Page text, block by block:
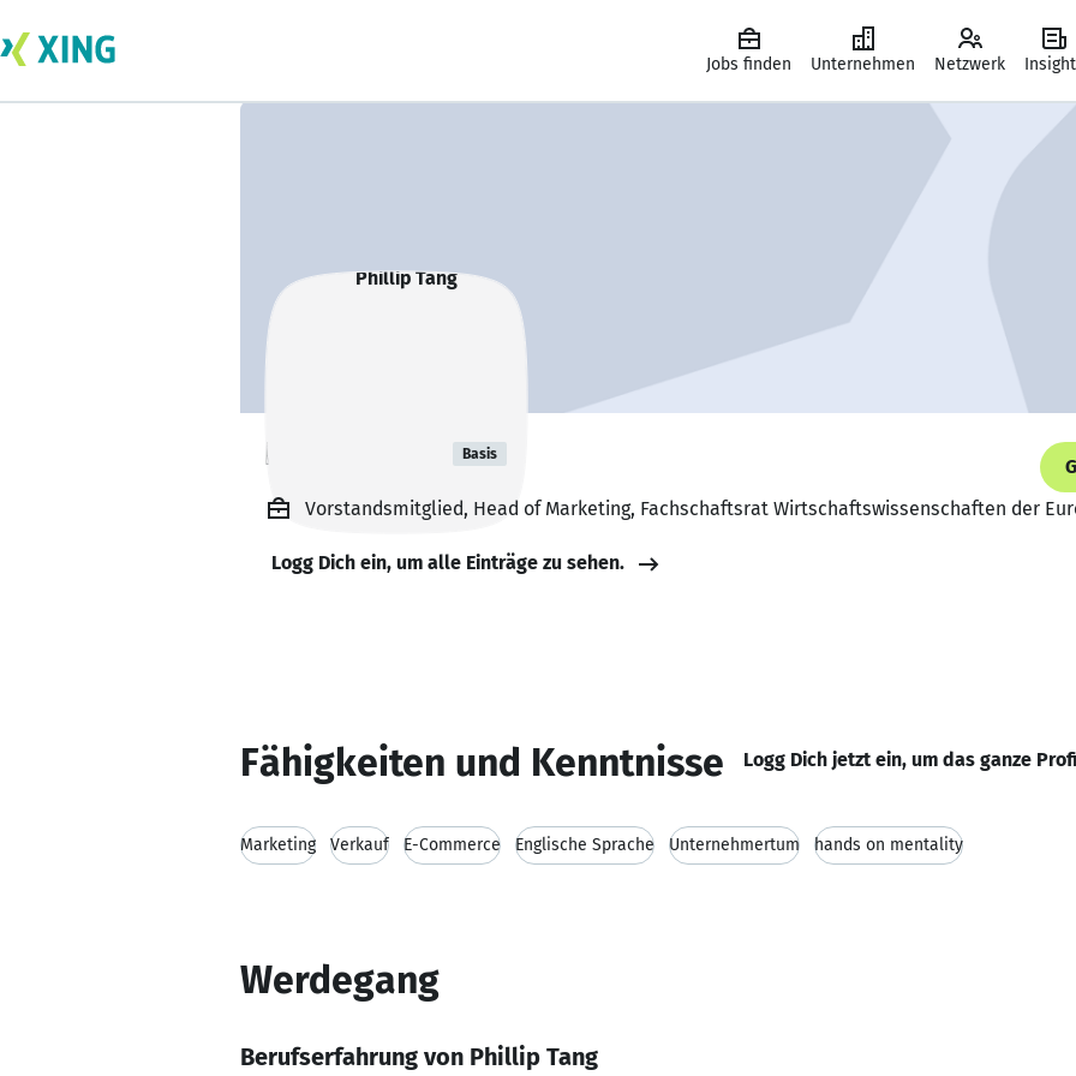
Jobs finden Unternehmen Netzwerk
Phillip Tang Basis
Vorstandsmitglied, Head of Marketing, Fachschaftsrat Wirtschaftswissenschaften der
Logg Dich ein, um alle Einträge zu sehen.
Fähigkeiten und Kenntnisse Logg Dich jetzt ein, um das ganze
Marketing Verkauf E-Commerce Englische Sprache Unternehmertum hands on mentality
Werdegang
Berufserfahrung von Phillip Tang